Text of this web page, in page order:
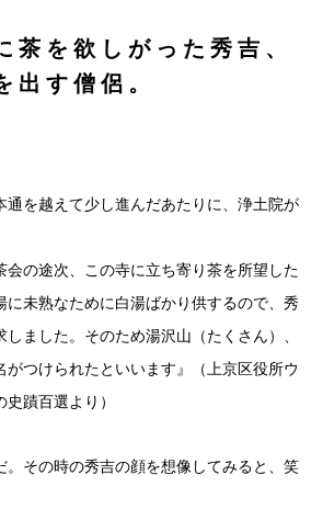
茶を欲しがった秀吉、
出す僧侶。
通を越えて少し進んだあたりに、浄土院が
会の途次、この寺に立ち寄り茶を所望した
に未熟なために白湯ばかり供するので、秀
ました。そのため湯沢山（たくさん）、
がつけられたといいます』（上京区役所ウ
蹟百選より）
。その時の秀吉の顔を想像してみると、笑